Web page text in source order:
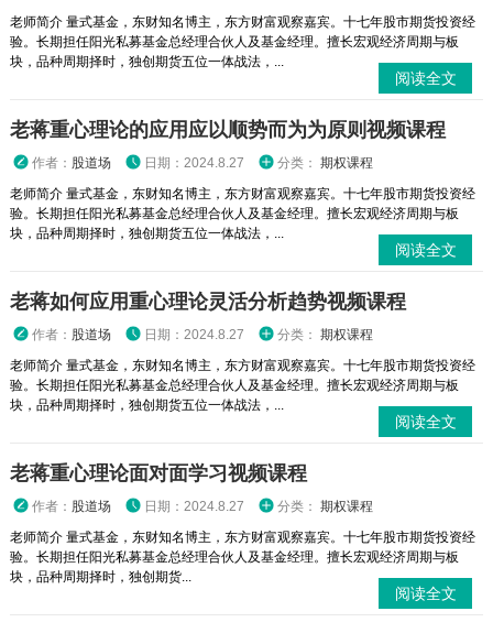
老师简介 量式基金，东财知名博主，东方财富观察嘉宾。十七年股市期货投资经
验。长期担任阳光私募基金总经理合伙人及基金经理。擅长宏观经济周期与板
块，品种周期择时，独创期货五位一体战法，...
阅读全文
老蒋重心理论的应用应以顺势而为为原则视频课程
作者： 股道场 日期：2024.8.27 分类： 期权课程
老师简介 量式基金，东财知名博主，东方财富观察嘉宾。十七年股市期货投资经
验。长期担任阳光私募基金总经理合伙人及基金经理。擅长宏观经济周期与板
块，品种周期择时，独创期货五位一体战法，...
阅读全文
老蒋如何应用重心理论灵活分析趋势视频课程
作者： 股道场 日期：2024.8.27 分类： 期权课程
老师简介 量式基金，东财知名博主，东方财富观察嘉宾。十七年股市期货投资经
验。长期担任阳光私募基金总经理合伙人及基金经理。擅长宏观经济周期与板
块，品种周期择时，独创期货五位一体战法，...
阅读全文
老蒋重心理论面对面学习视频课程
作者： 股道场 日期：2024.8.27 分类： 期权课程
老师简介 量式基金，东财知名博主，东方财富观察嘉宾。十七年股市期货投资经
验。长期担任阳光私募基金总经理合伙人及基金经理。擅长宏观经济周期与板
块，品种周期择时，独创期货...
阅读全文